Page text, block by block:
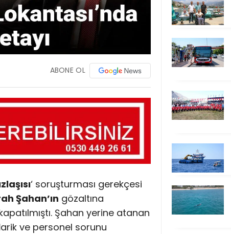
ABONE OL
‘ soruşturması gerekçesi
Şahan’ın gözaltına
Şahan yerine atanan
ve personel sorunu